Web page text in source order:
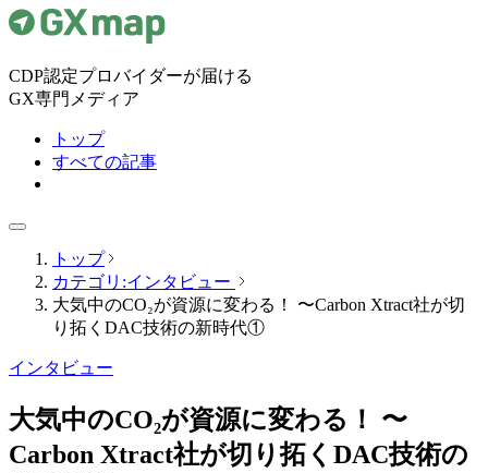
CDP認定プロバイダーが届ける
GX専門メディア
トップ
すべての記事
トップ
カテゴリ:インタビュー
大気中のCO₂が資源に変わる！ 〜Carbon Xtract社が切
り拓くDAC技術の新時代①
インタビュー
大気中のCO₂が資源に変わる！ 〜
Carbon Xtract社が切り拓くDAC技術の